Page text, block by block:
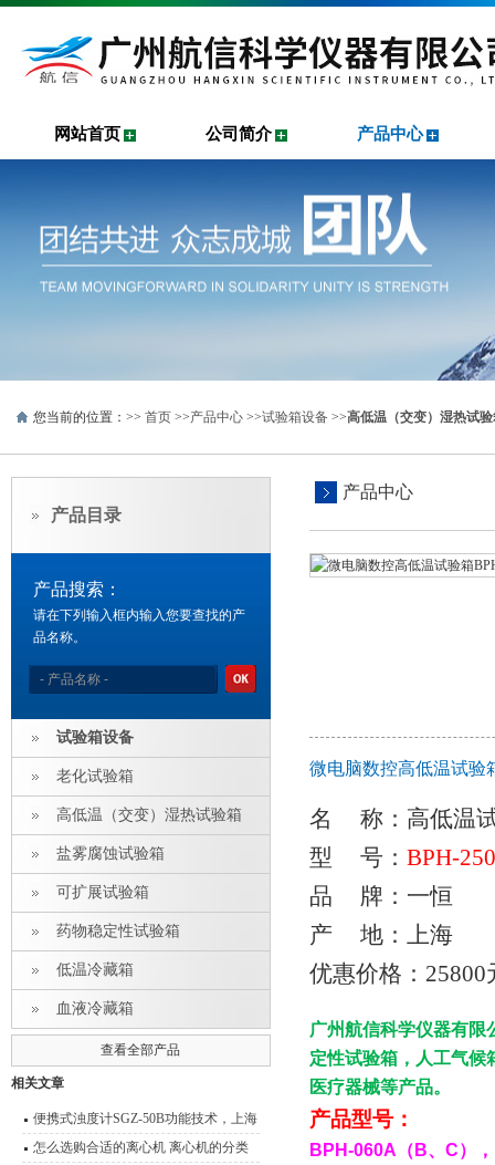
网站首页 公司简介 产品中心
您当前的位置：>> 首页 >>产品中心 >>试验箱设备 >>高低温（交变）湿热试
产品目录
产品搜索：
请在下列输入框内输入您要查找的产
品名称。
试验箱设备
老化试验箱
高低温（交变）湿热试验箱
盐雾腐蚀试验箱
可扩展试验箱
药物稳定性试验箱
低温冷藏箱
血液冷藏箱
查看全部产品
相关文章
便携式浊度计SGZ-50B功能技术，上海
悦丰浊度仪应用范围
怎么选购合适的离心机 离心机的分类
产品中心
微电脑数控高低温试验
名 称： 高低温
型 号： BPH-
品 牌：一恒
产 地：上海
优惠价格：25800
广州航信科学仪器有限
定性试验箱，人工气候
医疗器械等产品。
产品型号：
BPH-060A （ B、 C），